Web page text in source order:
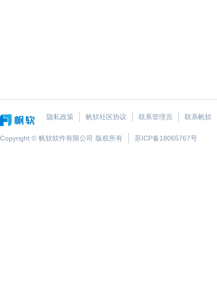
隐私政策 帆软社区协议 联系管理员 联系帆软
Copyright © 帆软软件有限公司 版权所有 苏ICP备18065767号